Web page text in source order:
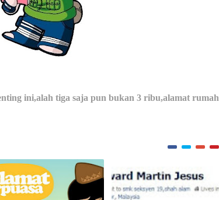
ini,alah tiga saja pun bukan 3 ribu,alamat rumah